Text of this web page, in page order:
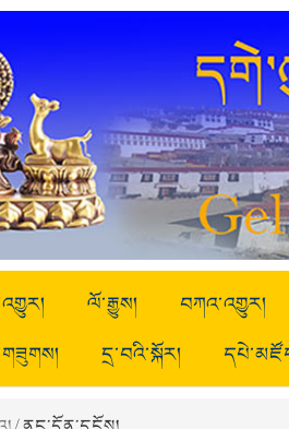
ལོ་རྒྱུས། བཀའ་འགྱུར།
དྲ་བའི་སྐོར།